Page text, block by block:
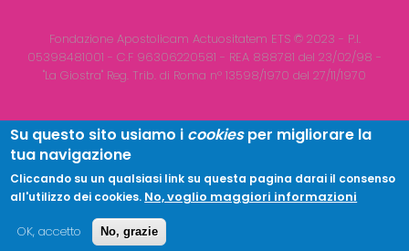
Fondazione Apostolicam Actuositatem ETS © 2023 - P.I.
05398481001 - C.F 96306220581 - REA 888781 del 23/02/98 -
"La Giostra" Reg. Trib. di Roma n° 13598/1970 del 27/11/1970
Copyright © 2026LA GIOSTRA | All Rights Reserved
Su questo sito usiamo i cookiesper migliorare la
tua navigazione
Cliccando su un qualsiasi link su questa pagina darai il consenso
all'utilizzo dei cookies. No, voglio maggiori informazioni
OK, accetto
No, grazie